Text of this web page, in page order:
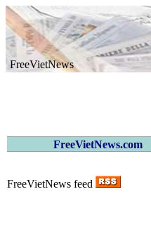
FreeVietNews
FreeVietNews.com
FreeVietNews feed